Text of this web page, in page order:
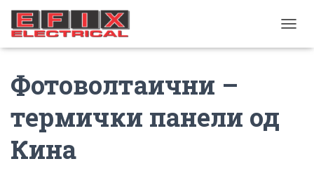
Фотоволтаични –
термички панели од
Кина